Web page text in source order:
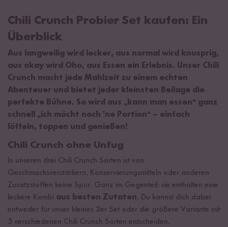
Chili Crunch Probier Set kaufen: Ein
Überblick
Aus langweilig wird lecker, aus normal wird knusprig,
aus okay wird Oho, aus Essen ein Erlebnis. Unser Chili
Crunch macht jede Mahlzeit zu einem echten
Abenteuer und bietet jeder kleinsten Beilage die
perfekte Bühne. So wird aus „kann man essen“ ganz
schnell „ich möcht noch 'ne Portion“ – einfach
löffeln, toppen und genießen!
Chili Crunch ohne Unfug
In unseren drei Chili Crunch Sorten ist von
Geschmacksverstärkern, Konservierungsmitteln oder anderen
Zusatzstoffen keine Spur. Ganz im Gegenteil: sie enthalten eine
leckere Kombi aus besten Zutaten. Du kannst dich dabei
entweder für unser kleines 3er Set oder die größere Variante mit
5 verschiedenen Chili Crunch Sorten entscheiden.